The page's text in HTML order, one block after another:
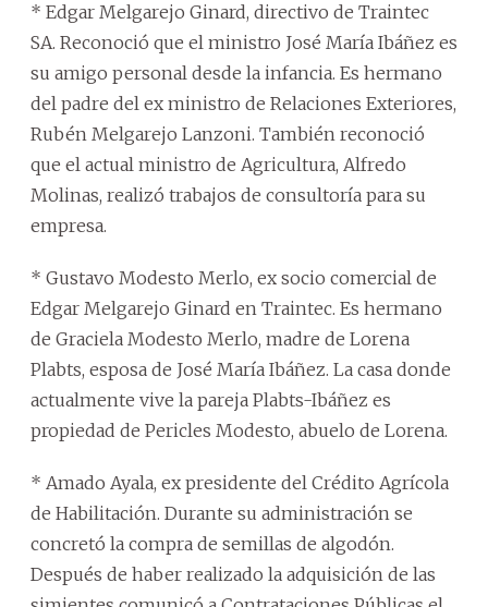
* Edgar Melgarejo Ginard, directivo de Traintec
SA. Reconoció que el ministro José María Ibáñez es
su amigo personal desde la infancia. Es hermano
del padre del ex ministro de Relaciones Exteriores,
Rubén Melgarejo Lanzoni. También reconoció
que el actual ministro de Agricultura, Alfredo
Molinas, realizó trabajos de consultoría para su
empresa.
* Gustavo Modesto Merlo, ex socio comercial de
Edgar Melgarejo Ginard en Traintec. Es hermano
de Graciela Modesto Merlo, madre de Lorena
Plabts, esposa de José María Ibáñez. La casa donde
actualmente vive la pareja Plabts-Ibáñez es
propiedad de Pericles Modesto, abuelo de Lorena.
* Amado Ayala, ex presidente del Crédito Agrícola
de Habilitación. Durante su administración se
concretó la compra de semillas de algodón.
Después de haber realizado la adquisición de las